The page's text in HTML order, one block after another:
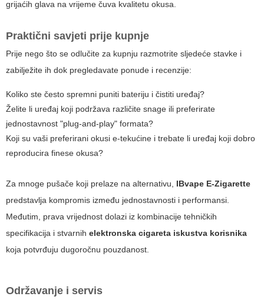
grijaćih glava na vrijeme čuva kvalitetu okusa.
Praktični savjeti prije kupnje
Prije nego što se odlučite za kupnju razmotrite sljedeće stavke i
zabilježite ih dok pregledavate ponude i recenzije:
Koliko ste često spremni puniti bateriju i čistiti uređaj?
Želite li uređaj koji podržava različite snage ili preferirate
jednostavnost "plug-and-play" formata?
Koji su vaši preferirani okusi e-tekućine i trebate li uređaj koji dobro
reproducira finese okusa?
Za mnoge pušače koji prelaze na alternativu, IBvape E-Zigarette
predstavlja kompromis između jednostavnosti i performansi.
Međutim, prava vrijednost dolazi iz kombinacije tehničkih
specifikacija i stvarnih elektronska cigareta iskustva korisnika
koja potvrđuju dugoročnu pouzdanost.
Održavanje i servis